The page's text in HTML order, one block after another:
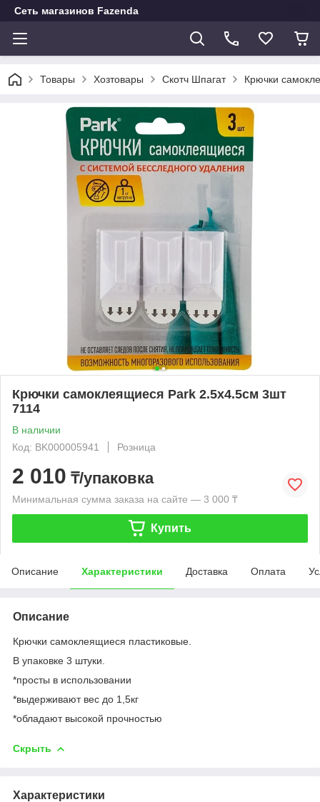
Сеть магазинов Fazenda
Товары Хозтовары Скотч Шпагат Крючки
Крючки самоклеящиеся Park 2.5х4.5см 3шт
7114
В наличии
Код: BK000005941
Розница
2 010 ₸/упаковка
Минимальная сумма заказа на сайте — 3 000 ₸
Купить
Описание Характеристики Доставка Оплата
Описание
Крючки самоклеящиеся пластиковые.
В упаковке 3 штуки.
*просты в использовании
*выдерживают вес до 1,5кг
*обладают высокой прочностью
Скрыть
Характеристики